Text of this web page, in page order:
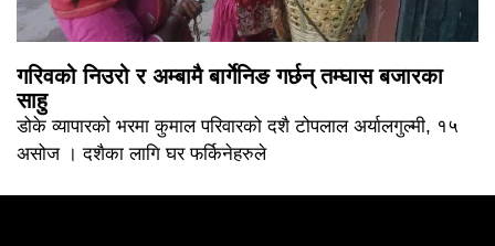
गरिवको निउरो र अम्बामै बार्गेनिङ गर्छन् तम्घास बजारका
साहु
डोके व्यापारको भरमा कुमाल परिवारको दशै टोपलाल अर्यालगुल्मी, १५
असोज । दशैका लागि घर फर्किनेहरुले